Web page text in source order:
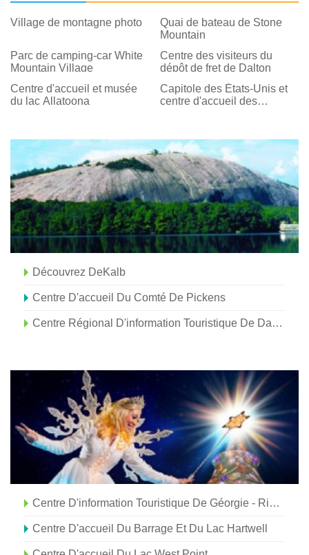
Village de montagne photo
Quai de bateau de Stone
Mountain
Parc de camping-car White
Mountain Village
Centre des visiteurs du
dépôt de fret de Dalton
Centre d'accueil et musée
du lac Allatoona
Capitole des États-Unis et
centre d'accueil des
Découvrez DeKalb
Centre D'accueil Du Comté De Pickens
Centre Régional D'information Touristique De Darien-McIntosh
Centre D'information Touristique De Géorgie - Ringgold
Centre D'accueil Du Barrage Et Du Lac Hartwell